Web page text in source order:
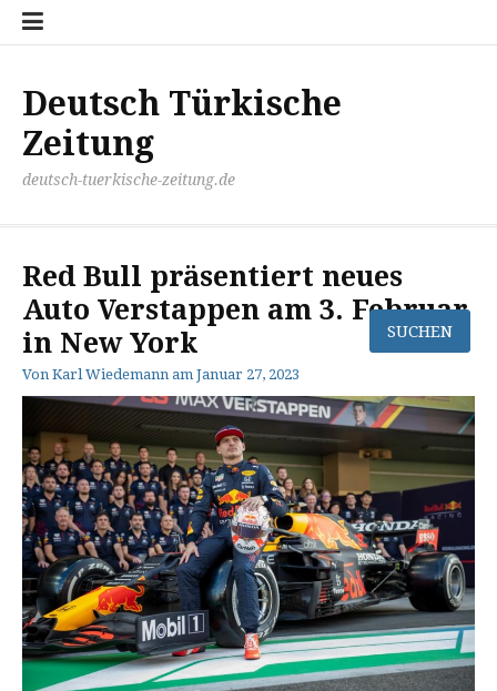
Zum
Inhalt
Deutsch Türkische
Zeitung
deutsch-tuerkische-zeitung.de
Red Bull präsentiert neues
Auto Verstappen am 3. Februar
in New York
Von Karl Wiedemann am Januar 27, 2023